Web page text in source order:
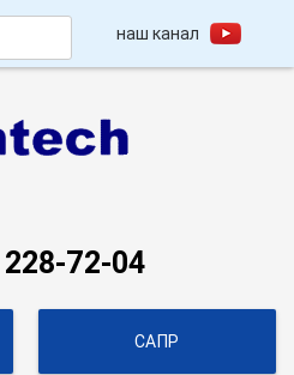
наш канал
228-72-04
САПР